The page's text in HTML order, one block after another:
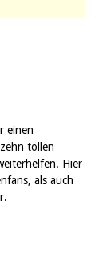
einen
tollen
Hier
als auch